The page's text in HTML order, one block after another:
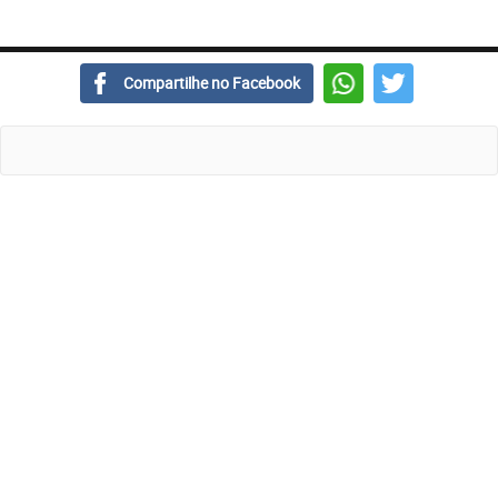
Compartilhe no Facebook